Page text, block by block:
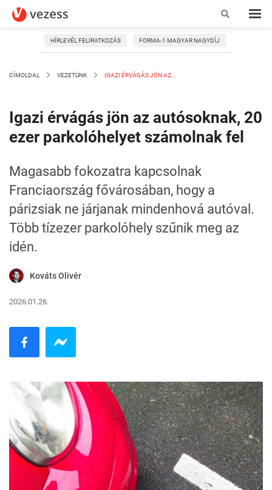
HÍRLEVÉL FELIRATKOZÁS FORMA-1 MAGYAR NAGYDÍJ
CÍMOLDAL VEZETÜNK IGAZI ÉRVÁGÁS JÖN AZ...
Igazi érvágás jön az autósoknak, 20
ezer parkolóhelyet számolnak fel
Magasabb fokozatra kapcsolnak
Franciaország fővárosában, hogy a
párizsiak ne járjanak mindenhová autóval.
Több tízezer parkolóhely szűnik meg az
idén.
Kováts Olivér
2026.01.26.